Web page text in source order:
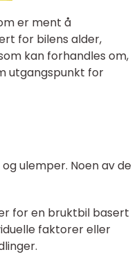
er ment å
for bilens alder,
kan forhandles om,
utgangspunkt for
ulemper. Noen av de
for en bruktbil basert
faktorer eller